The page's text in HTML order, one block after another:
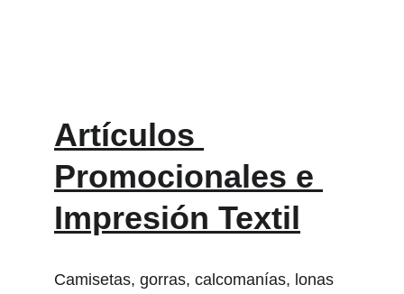
Artículos
Promocionales e
Impresión Textil
Camisetas, gorras, calcomanías, lonas